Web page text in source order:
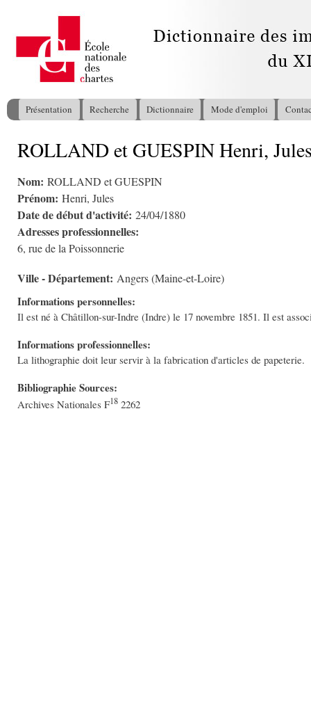
Menu principal
Présentation Recherche Dictionnaire Mode d'emploi
Vous êtes ici
ROLLAND et GUESPIN Henri,
Nom: ROLLAND et GUESPIN
Prénom: Henri, Jules
Date de début d'activité: 24/04/1880
Adresses professionnelles:
6, rue de la Poissonnerie
Ville - Département: Angers (Maine-et-Loire)
Informations personnelles:
Il est né à Châtillon-sur-Indre (Indre) le 17 novembre 1851. Il est
Informations professionnelles:
La lithographie doit leur servir à la fabrication d'articles de papeterie.
Bibliographie Sources:
Archives Nationales F18 2262